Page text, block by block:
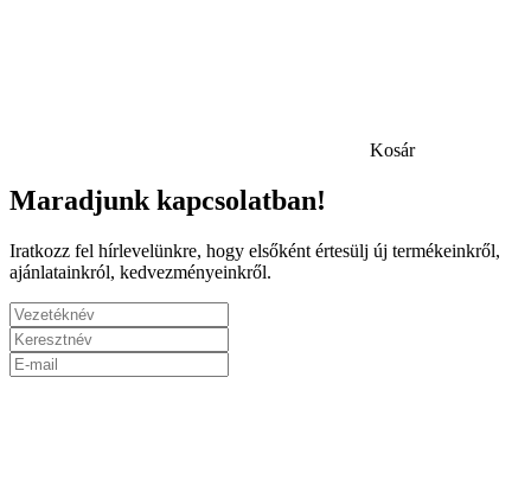
Kosár
Maradjunk kapcsolatban!
Iratkozz fel hírlevelünkre, hogy elsőként értesülj új termékeinkről,
ajánlatainkról, kedvezményeinkről.